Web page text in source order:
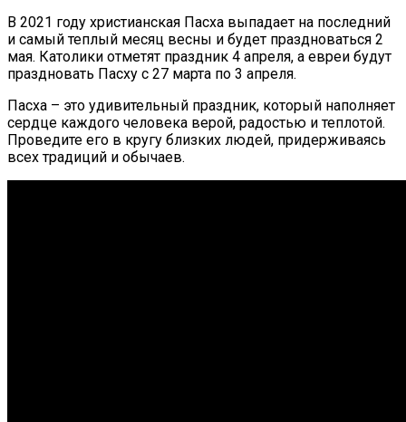
В 2021 году христианская Пасха выпадает на последний
и самый теплый месяц весны и будет праздноваться 2
мая. Католики отметят праздник 4 апреля, а евреи будут
праздновать Пасху с 27 марта по 3 апреля.
Пасха – это удивительный праздник, который наполняет
сердце каждого человека верой, радостью и теплотой.
Проведите его в кругу близких людей, придерживаясь
всех традиций и обычаев.